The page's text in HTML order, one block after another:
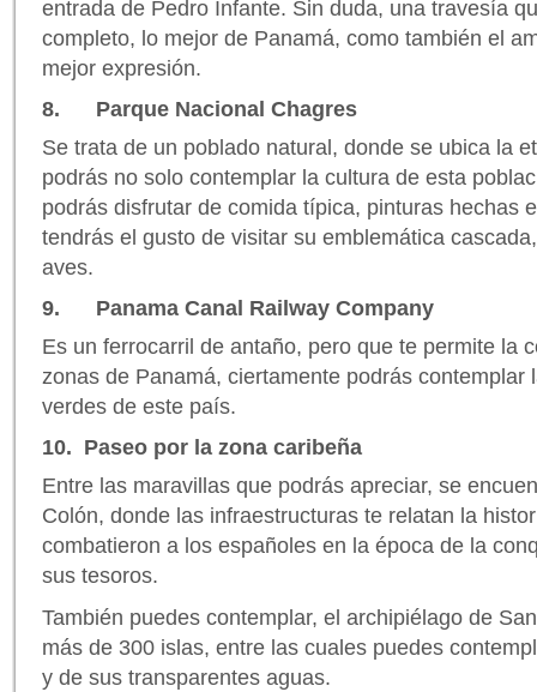
entrada de Pedro Infante. Sin duda, una travesía
completo, lo mejor de Panamá, como también el
mejor expresión.
8. Parque Nacional Chagres
Se trata de un poblado natural, donde se ubica la
podrás no solo contemplar la cultura de esta
podrás disfrutar de comida típica, pinturas hechas
tendrás el gusto de visitar su emblemática
aves.
9. Panama Canal Railway Company
Es un ferrocarril de antaño, pero que te permite la
zonas de Panamá, ciertamente podrás contemplar
verdes de este país.
10. Paseo por la zona caribeña
Entre las maravillas que podrás apreciar, se
Colón, donde las infraestructuras te relatan la
combatieron a los españoles en la época de la
sus tesoros.
También puedes contemplar, el archipiélago de
más de 300 islas, entre las cuales puedes
y de sus transparentes aguas.